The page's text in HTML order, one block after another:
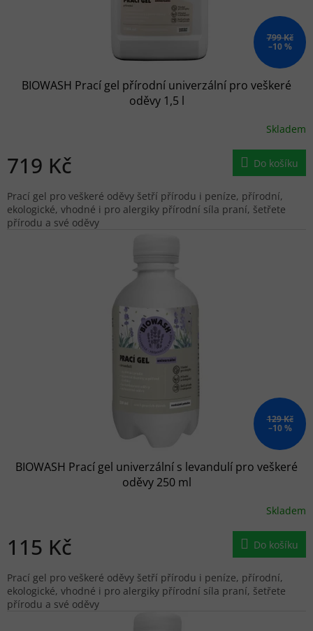
799 Kč
–10 %
BIOWASH Prací gel přírodní univerzální pro veškeré
oděvy 1,5 l
Skladem
719 Kč Do košíku
Prací gel pro veškeré oděvy šetří přírodu i peníze, přírodní,
ekologické, vhodné i pro alergiky přírodní síla praní, šetřete
přírodu a své oděvy
129 Kč
–10 %
BIOWASH Prací gel univerzální s levandulí pro veškeré
oděvy 250 ml
Skladem
115 Kč Do košíku
Prací gel pro veškeré oděvy šetří přírodu i peníze, přírodní,
ekologické, vhodné i pro alergiky přírodní síla praní, šetřete
přírodu a své oděvy